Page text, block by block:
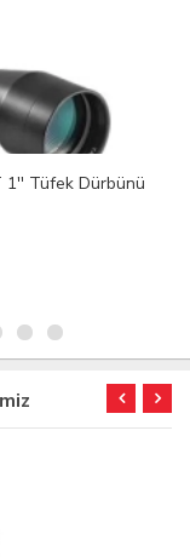
1'' Tüfek Dürbünü